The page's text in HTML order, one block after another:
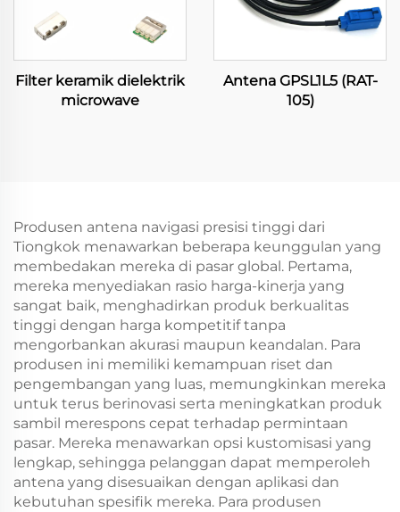
Filter keramik dielektrik
microwave
Antena GPSL1L5 (RAT-
105)
Produsen antena navigasi presisi tinggi dari
Tiongkok menawarkan beberapa keunggulan yang
membedakan mereka di pasar global. Pertama,
mereka menyediakan rasio harga-kinerja yang
sangat baik, menghadirkan produk berkualitas
tinggi dengan harga kompetitif tanpa
mengorbankan akurasi maupun keandalan. Para
produsen ini memiliki kemampuan riset dan
pengembangan yang luas, memungkinkan mereka
untuk terus berinovasi serta meningkatkan produk
sambil merespons cepat terhadap permintaan
pasar. Mereka menawarkan opsi kustomisasi yang
lengkap, sehingga pelanggan dapat memperoleh
antena yang disesuaikan dengan aplikasi dan
kebutuhan spesifik mereka. Para produsen